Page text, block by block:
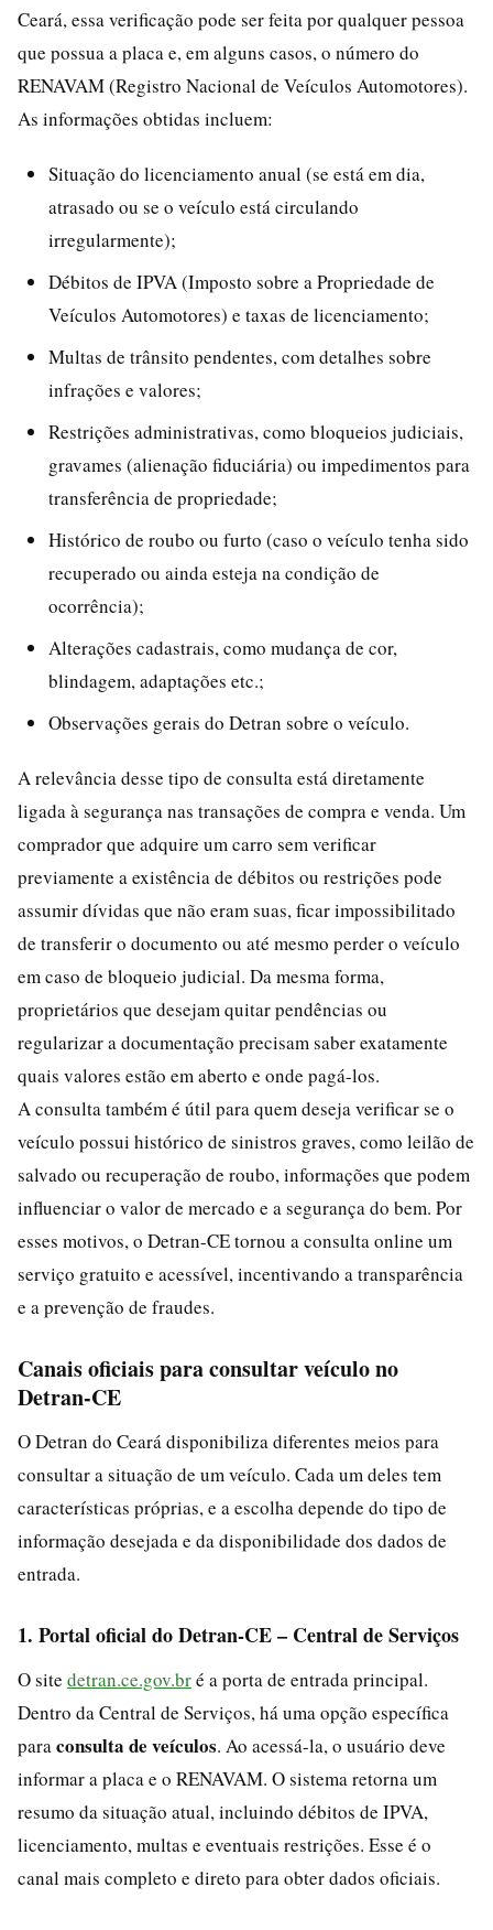
Ceará, essa verificação pode ser feita por qualquer pessoa
que possua a placa e, em alguns casos, o número do
RENAVAM (Registro Nacional de Veículos Automotores).
As informações obtidas incluem:
Situação do licenciamento anual (se está em dia,
atrasado ou se o veículo está circulando
irregularmente);
Débitos de IPVA (Imposto sobre a Propriedade de
Veículos Automotores) e taxas de licenciamento;
Multas de trânsito pendentes, com detalhes sobre
infrações e valores;
Restrições administrativas, como bloqueios judiciais,
gravames (alienação fiduciária) ou impedimentos para
transferência de propriedade;
Histórico de roubo ou furto (caso o veículo tenha sido
recuperado ou ainda esteja na condição de
ocorrência);
Alterações cadastrais, como mudança de cor,
blindagem, adaptações etc.;
Observações gerais do Detran sobre o veículo.
A relevância desse tipo de consulta está diretamente
ligada à segurança nas transações de compra e venda. Um
comprador que adquire um carro sem verificar
previamente a existência de débitos ou restrições pode
assumir dívidas que não eram suas, ficar impossibilitado
de transferir o documento ou até mesmo perder o veículo
em caso de bloqueio judicial. Da mesma forma,
proprietários que desejam quitar pendências ou
regularizar a documentação precisam saber exatamente
quais valores estão em aberto e onde pagá-los.
A consulta também é útil para quem deseja verificar se o
veículo possui histórico de sinistros graves, como leilão de
salvado ou recuperação de roubo, informações que podem
influenciar o valor de mercado e a segurança do bem. Por
esses motivos, o Detran-CE tornou a consulta online um
serviço gratuito e acessível, incentivando a transparência
e a prevenção de fraudes.
Canais oficiais para consultar veículo no
Detran-CE
O Detran do Ceará disponibiliza diferentes meios para
consultar a situação de um veículo. Cada um deles tem
características próprias, e a escolha depende do tipo de
informação desejada e da disponibilidade dos dados de
entrada.
1. Portal oficial do Detran-CE – Central de Serviços
O site detran.ce.gov.bré a porta de entrada principal.
Dentro da Central de Serviços, há uma opção específica
para consulta de veículos. Ao acessá-la, o usuário deve
informar a placa e o RENAVAM. O sistema retorna um
resumo da situação atual, incluindo débitos de IPVA,
licenciamento, multas e eventuais restrições. Esse é o
canal mais completo e direto para obter dados oficiais.